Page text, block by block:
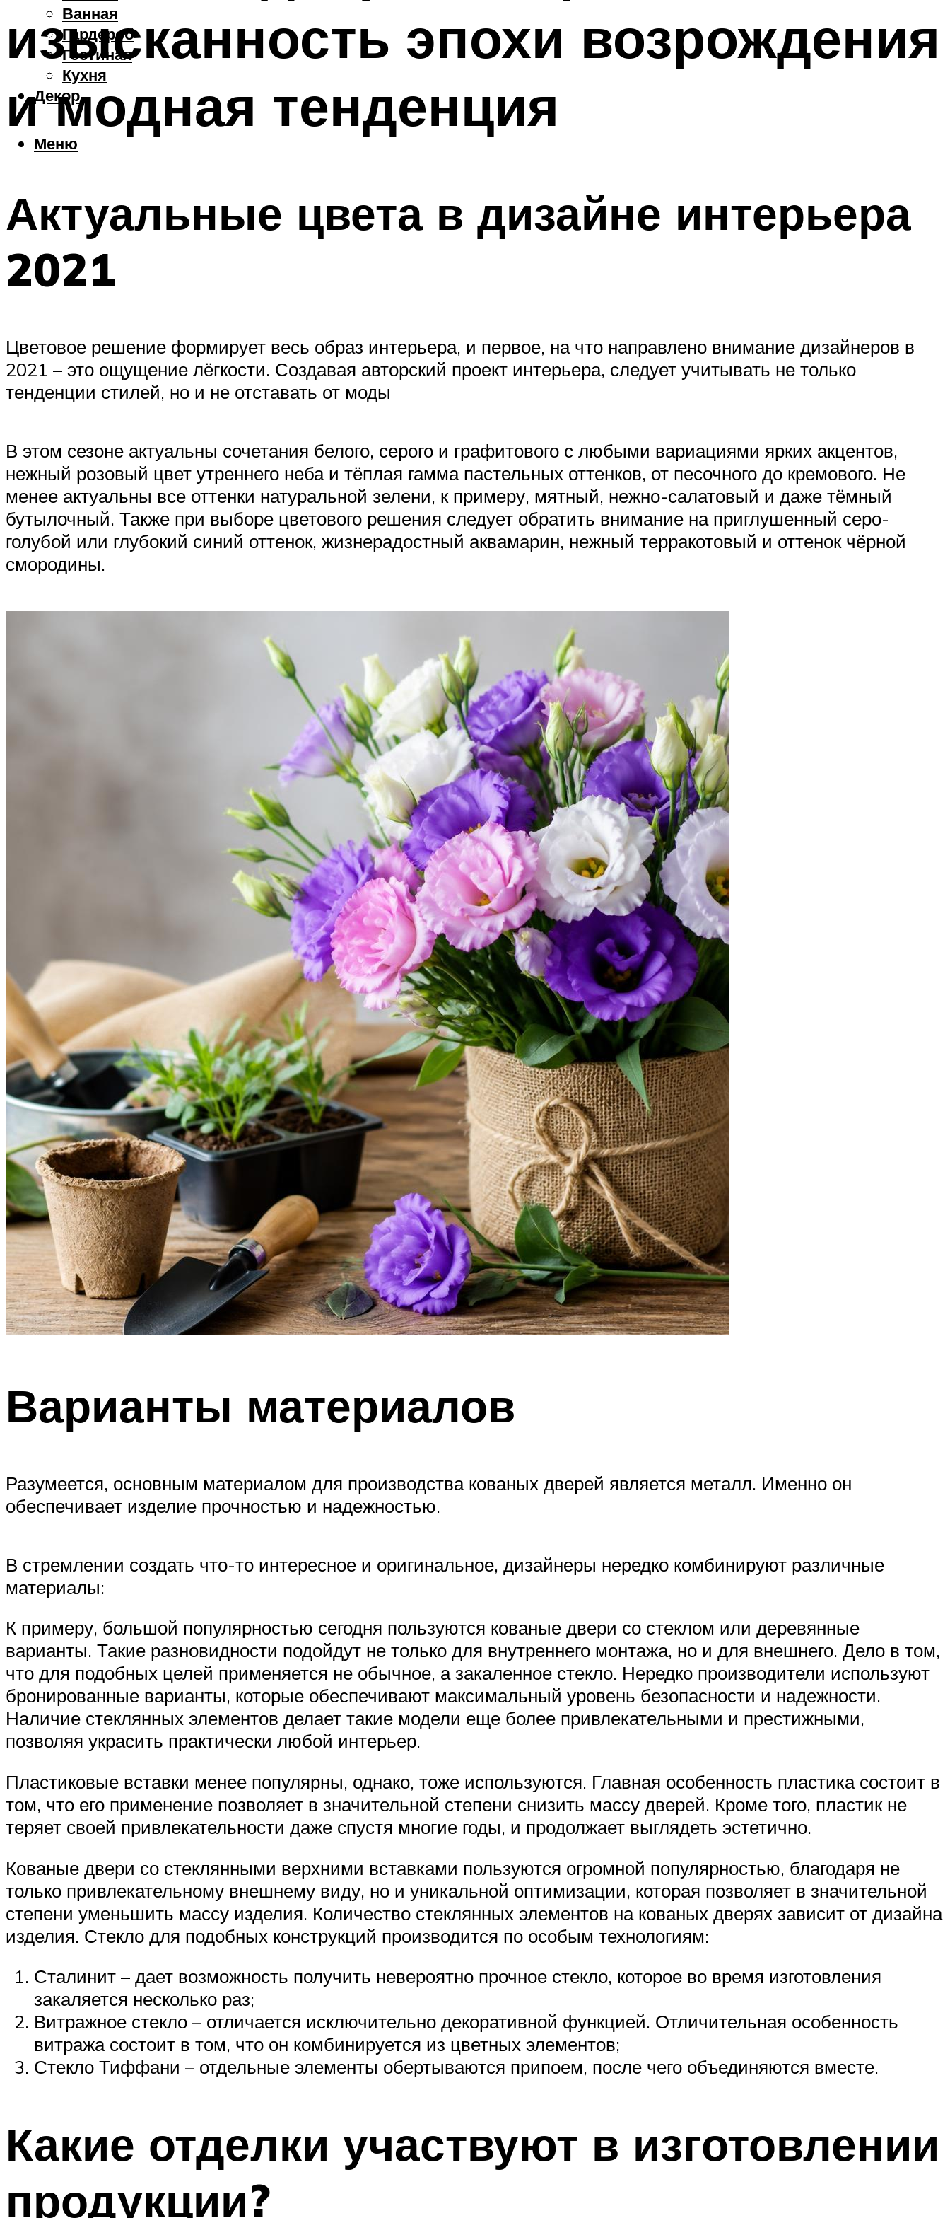
Ванная
Гардероб
Гостиная
Кухня
Декор
Меню
изысканность эпохи возрождения
и модная тенденция
Актуальные цвета в дизайне интерьера
2021
Цветовое решение формирует весь образ интерьера, и первое, на что направлено внимание дизайнеров в
2021 – это ощущение лёгкости. Создавая авторский проект интерьера, следует учитывать не только
тенденции стилей, но и не отставать от моды
В этом сезоне актуальны сочетания белого, серого и графитового с любыми вариациями ярких акцентов,
нежный розовый цвет утреннего неба и тёплая гамма пастельных оттенков, от песочного до кремового. Не
менее актуальны все оттенки натуральной зелени, к примеру, мятный, нежно-салатовый и даже тёмный
бутылочный. Также при выборе цветового решения следует обратить внимание на приглушенный серо-
голубой или глубокий синий оттенок, жизнерадостный аквамарин, нежный терракотовый и оттенок чёрной
смородины.
Варианты материалов
Разумеется, основным материалом для производства кованых дверей является металл. Именно он
обеспечивает изделие прочностью и надежностью.
В стремлении создать что-то интересное и оригинальное, дизайнеры нередко комбинируют различные
материалы:
К примеру, большой популярностью сегодня пользуются кованые двери со стеклом или деревянные
варианты. Такие разновидности подойдут не только для внутреннего монтажа, но и для внешнего. Дело в том,
что для подобных целей применяется не обычное, а закаленное стекло. Нередко производители используют
бронированные варианты, которые обеспечивают максимальный уровень безопасности и надежности.
Наличие стеклянных элементов делает такие модели еще более привлекательными и престижными,
позволяя украсить практически любой интерьер.
Пластиковые вставки менее популярны, однако, тоже используются. Главная особенность пластика состоит в
том, что его применение позволяет в значительной степени снизить массу дверей. Кроме того, пластик не
теряет своей привлекательности даже спустя многие годы, и продолжает выглядеть эстетично.
Кованые двери со стеклянными верхними вставками пользуются огромной популярностью, благодаря не
только привлекательному внешнему виду, но и уникальной оптимизации, которая позволяет в значительной
степени уменьшить массу изделия. Количество стеклянных элементов на кованых дверях зависит от дизайна
изделия. Стекло для подобных конструкций производится по особым технологиям:
Сталинит – дает возможность получить невероятно прочное стекло, которое во время изготовления
закаляется несколько раз;
Витражное стекло – отличается исключительно декоративной функцией. Отличительная особенность
витража состоит в том, что он комбинируется из цветных элементов;
Стекло Тиффани – отдельные элементы обертываются припоем, после чего объединяются вместе.
Какие отделки участвуют в изготовлении
продукции?